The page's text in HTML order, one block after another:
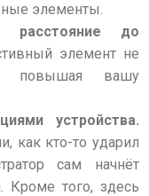
элементы.
расстояние до
элемент не
повышая вашу
устройства.
как кто-то ударил
сам начнёт
Кроме того, здесь